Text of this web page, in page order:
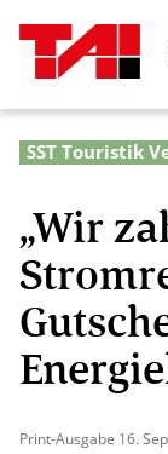
SST Touristik
„Wir
Print-Ausgabe 16.